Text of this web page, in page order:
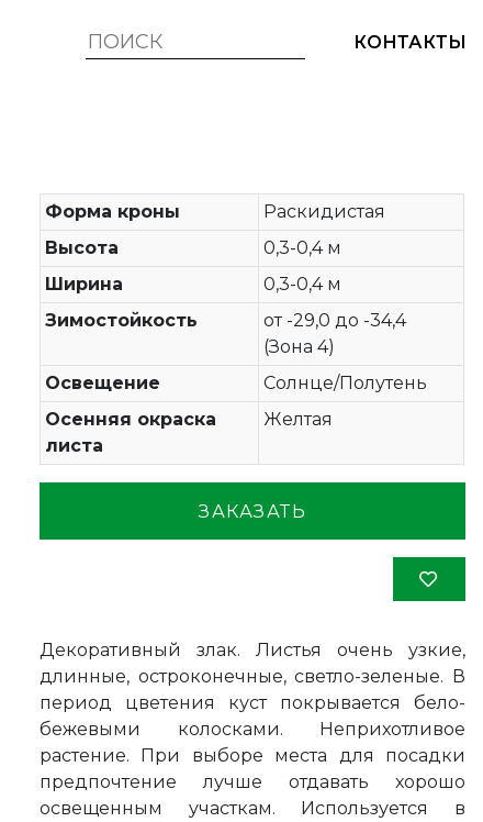
КОНТАКТЫ
Форма кроны
Раскидистая
Высота
0,3-0,4 м
Ширина
0,3-0,4 м
Зимостойкость
от -29,0 до -34,4
(Зона 4)
Освещение
Солнце/Полутень
Осенняя окраска
листа
Желтая
ЗАКАЗАТЬ
Декоративный злак. Листья очень узкие,
длинные, остроконечные, светло-зеленые. В
период цветения куст покрывается бело-
бежевыми колосками. Неприхотливое
растение. При выборе места для посадки
предпочтение лучше отдавать хорошо
освещенным участкам. Используется в